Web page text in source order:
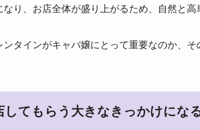
なり、お店全体が盛り上がるため、自然と
タインがキャバ嬢にとって重要なのか、そ
してもらう大きなきっかけにな